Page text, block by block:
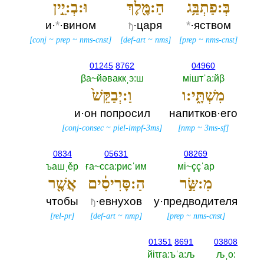
בְּ:פַתְבַּ֥ג
*·яством
[prep ~nms-cnst]
הַ:מֶּ֖לֶךְ
ђ·царя
[def-art~ nms]
וּ:בְ:יֵ֣ין
и·*·вином
[conj ~prep ~nms-cnst]
04960
мiштˈа:йβ
מִשְׁתָּ֑י:ו
напитков·его
[nmp ~3ms-sf]
01245 8762
βа~йәваккˌэ:ш
וַ:יְבַקֵּשׁ֙
и·он попросил
[conj-consec ~piel-impf-3ms]
08269
мi~ççˈар
מִ:שַּׂ֣ר
у·предводителя
[prep~ nms-cnst]
05631
ға~сса:рисˈим
הַ:סָּרִיסִ֔ים
ђ·евнухов
[def-art ~nmp]
0834
ъашˌěр
אֲשֶׁ֖ר
чтобы
[rel-pr]
03808
љˌо:‎
01351 8691
йiτга:ъˈа:љ